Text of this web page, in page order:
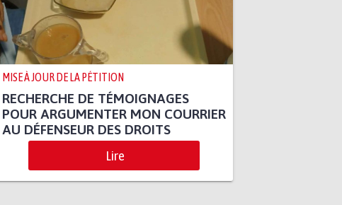
MISE À JOUR DE LA PÉTITION
RECHERCHE DE TÉMOIGNAGES
POUR ARGUMENTER MON COURRIER
AU DÉFENSEUR DES DROITS
Lire